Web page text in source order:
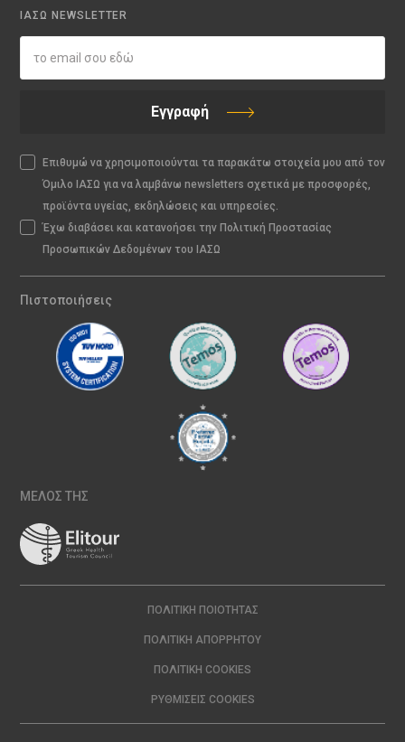
ΙΑΣΩ NEWSLETTER
Εγγραφή
Επιθυμώ να χρησιμοποιούνται τα παρακάτω στοιχεία μου από τον
Όμιλο ΙΑΣΩ για να λαμβάνω newsletters σχετικά με προσφορές,
προϊόντα υγείας, εκδηλώσεις και υπηρεσίες.
Έχω διαβάσει και κατανοήσει την Πολιτική Προστασίας
Προσωπικών Δεδομένων του ΙΑΣΩ
Πιστοποιήσεις
ΜΕΛΟΣ ΤΗΣ
ΠΟΛΙΤΙΚΉ ΠΟΙΌΤΗΤΑΣ
ΠΟΛΙΤΙΚΉ ΑΠΟΡΡΉΤΟΥ
ΠΟΛΙΤΙΚΉ COOKIES
ΡΥΘΜΊΣΕΙΣ COOKIES